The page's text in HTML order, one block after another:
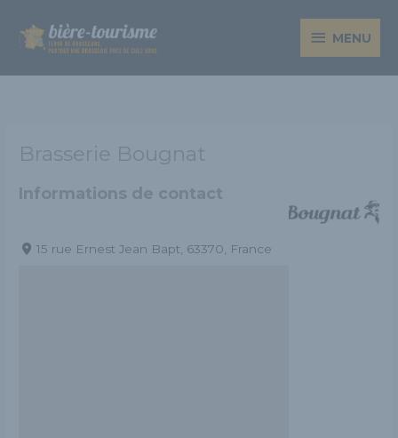
contenu
MENU
MENU
Brasserie Bougnat
Informations de contact
15 rue Ernest Jean Bapt, 63370, France